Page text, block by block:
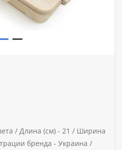
/ Длина (см) - 21 / Ширина
бренда - Украина /